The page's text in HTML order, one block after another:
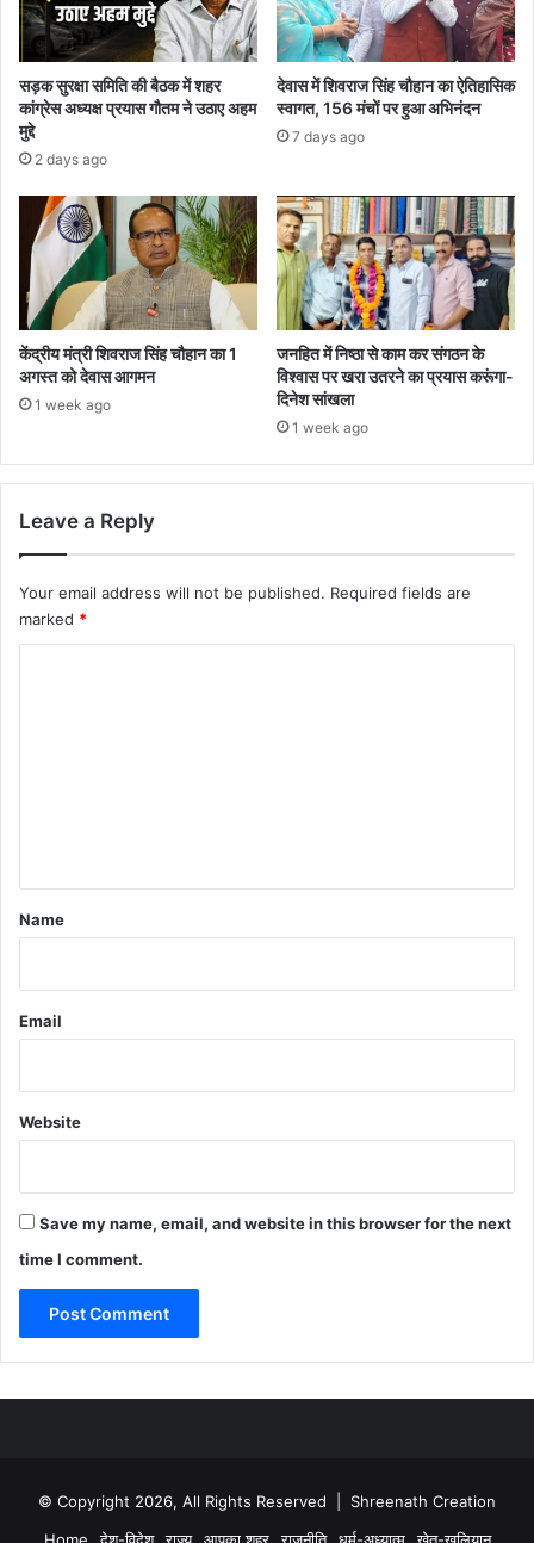
सड़क सुरक्षा समिति की बैठक में शहर
कांग्रेस अध्यक्ष प्रयास गौतम ने उठाए अहम
मुद्दे
2 days ago
देवास में शिवराज सिंह चौहान का ऐतिहासिक
स्वागत, 156 मंचों पर हुआ अभिनंदन
7 days ago
केंद्रीय मंत्री शिवराज सिंह चौहान का 1
अगस्त को देवास आगमन
1 week ago
जनहित में निष्ठा से काम कर संगठन के
विश्वास पर खरा उतरने का प्रयास करूंगा-
दिनेश सांखला
1 week ago
Leave a Reply
Your email address will not be published. Required fields are
marked *
*
Name
Email
Website
Save my name, email, and website in this browser for the next
time I comment.
© Copyright 2026, All Rights Reserved | Shreenath Creation
Home
देश-विदेश राज्य आपका शहर राजनीति धर्म-अध्यात्म खेत-खलियान